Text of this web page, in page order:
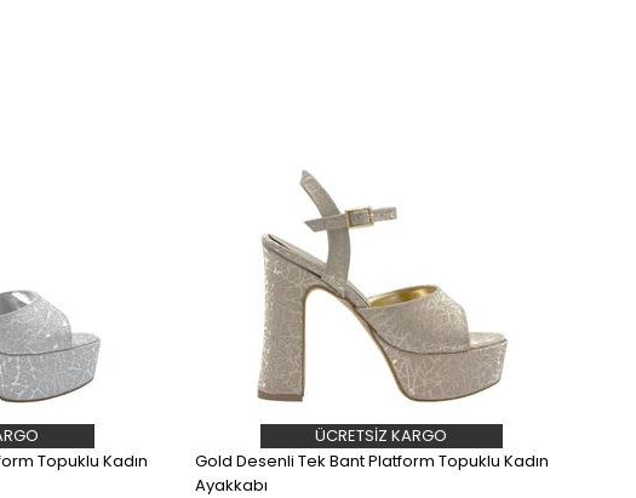
Topuklu Kadın
Gold Desenli Tek Bant Platform Topuklu Kadın
Ayakkabı
ÜCRETSIZ KARGO